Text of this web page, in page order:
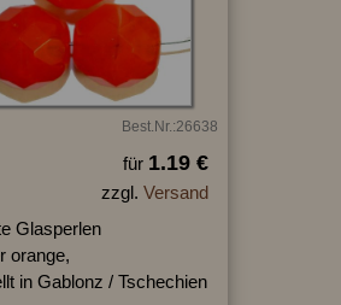
Best.Nr.:26638
für 1.19 €
zzgl. Versand
Glasperlen
orange,
in Gablonz / Tschechien